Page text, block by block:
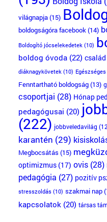
világnapja(15)
boldogságóra facebook(14)
Boldogító jócselekedetek(10)
boldog óvoda(22) család
diáknagykövetek(10)
Fenntartható boldogság(13)
csoportjai (28) Hónap
pedagógusai (20)
(222) jobbveledavilág
karantén (29)
Megbocsátás (15)
optimizmus(17) ovis(28)
pedagógia (27) pozitív
stresszoldás(10) szakmai nap
kapcsolatok(20) társas